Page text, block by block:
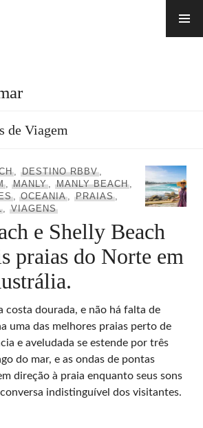
de Viagem
,DESTINO RBBV,
,MANLY,MANLY BEACH,
,OCEANIA,PRAIAS,
,VIAGENS
e Shelly Beach
praias do Norte em
costa dourada, e não há falta de
uma das melhores praias perto de
e aveludada se estende por três
do mar, e as ondas de pontas
direção à praia enquanto seus sons
indistinguível dos visitantes.
Beach e Shelly Beach as incríveis